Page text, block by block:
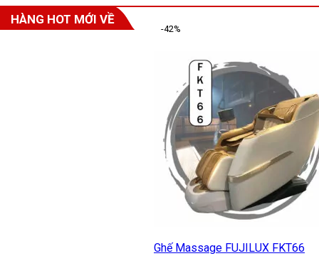
HÀNG HOT MỚI VỀ
-42%
Ghế Massage FUJILUX FKT66